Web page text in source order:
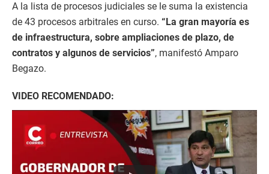
A la lista de procesos judiciales se le suma la existencia
de 43 procesos arbitrales en curso. “La gran mayoría es
de infraestructura, sobre ampliaciones de plazo, de
contratos y algunos de servicios”, manifestó Amparo
Begazo.
VIDEO RECOMENDADO: